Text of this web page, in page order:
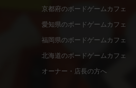
京都府のボードゲームカフェ
愛知県のボードゲームカフェ
福岡県のボードゲームカフェ
北海道のボードゲームカフェ
オーナー・店長の方へ